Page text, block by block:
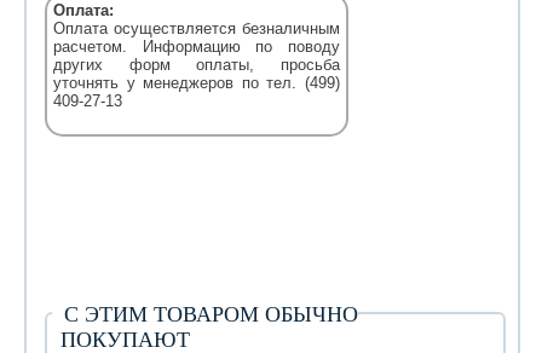
Оплата:
Оплата осуществляется безналичным
расчетом. Информацию по поводу
других форм оплаты, просьба
уточнять у менеджеров по тел. (499)
409-27-13
С ЭТИМ ТОВАРОМ ОБЫЧНО
ПОКУПАЮТ